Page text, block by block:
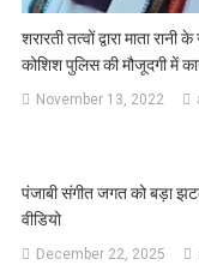
शरारती तत्वों द्वारा माता
कोशिश पुलिस की मौजूदगी में
November 13, 2022
पंजाबी संगीत जगत को बड़ा
वीडियो
December 22, 2025